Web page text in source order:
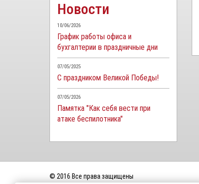
Новости
10/06/2026
График работы офиса и
бухгалтерии в праздничные дни
07/05/2025
С праздником Великой Победы!
07/05/2026
Памятка "Как себя вести при
атаке беспилотника"
© 2016 Все права защищены